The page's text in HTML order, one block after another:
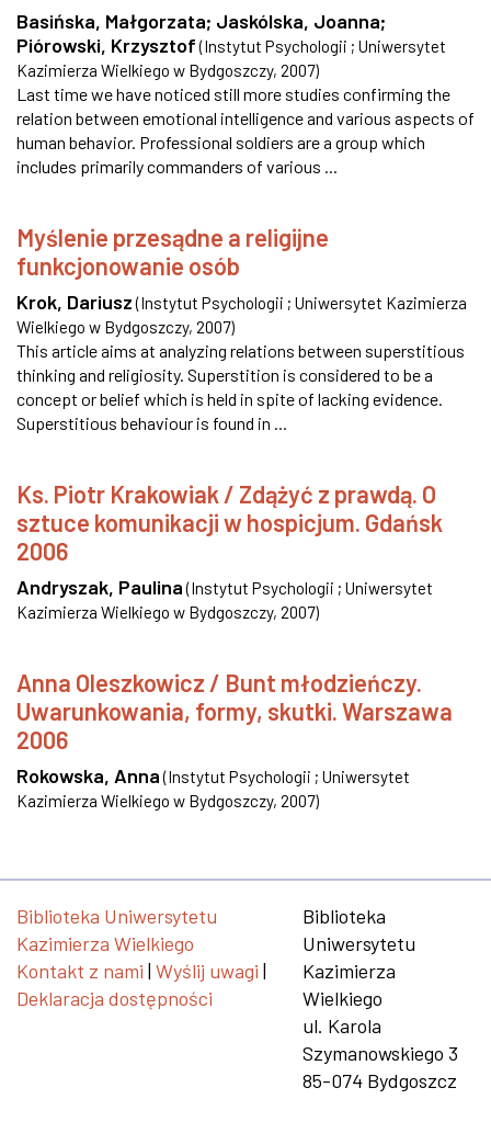
Basińska, Małgorzata; Jaskólska, Joanna;
Piórowski, Krzysztof (Instytut Psychologii ; Uniwersytet
Kazimierza Wielkiego w Bydgoszczy, 2007)
Last time we have noticed still more studies confirming the
relation between emotional intelligence and various aspects of
human behavior. Professional soldiers are a group which
includes primarily commanders of various ...
Myślenie przesądne a religijne
funkcjonowanie osób
Krok, Dariusz (Instytut Psychologii ; Uniwersytet Kazimierza
Wielkiego w Bydgoszczy, 2007)
This article aims at analyzing relations between superstitious
thinking and religiosity. Superstition is considered to be a
concept or belief which is held in spite of lacking evidence.
Superstitious behaviour is found in ...
Ks. Piotr Krakowiak / Zdążyć z prawdą. O
sztuce komunikacji w hospicjum. Gdańsk
2006
Andryszak, Paulina (Instytut Psychologii ; Uniwersytet
Kazimierza Wielkiego w Bydgoszczy, 2007)
Anna Oleszkowicz / Bunt młodzieńczy.
Uwarunkowania, formy, skutki. Warszawa
2006
Rokowska, Anna (Instytut Psychologii ; Uniwersytet
Kazimierza Wielkiego w Bydgoszczy, 2007)
Biblioteka Uniwersytetu
Kazimierza Wielkiego
Kontakt z nami | Wyślij uwagi |
Deklaracja dostępności
Biblioteka
Uniwersytetu
Kazimierza
Wielkiego
ul. Karola
Szymanowskiego 3
85-074 Bydgoszcz